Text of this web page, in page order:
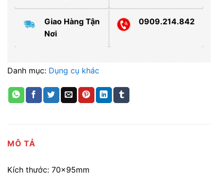
Giao Hàng Tận
Nơi
0909.214.842
Danh mục: Dụng cụ khác
MÔ TẢ
Kích thước: 70x95mm